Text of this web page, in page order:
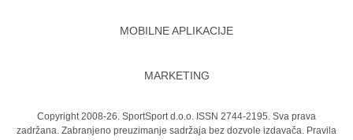
MOBILNE APLIKACIJE
MARKETING
Copyright 2008-26. SportSport d.o.o. ISSN 2744-2195. Sva prava
zadržana. Zabranjeno preuzimanje sadržaja bez dozvole izdavača. Pravila